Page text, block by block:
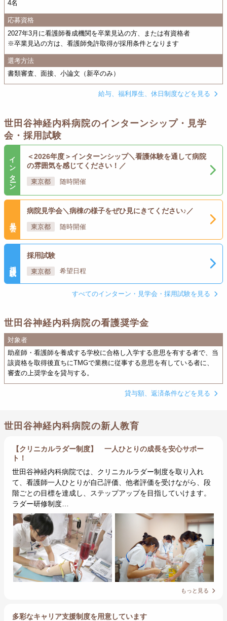
4名
応募資格
2027年3月に看護師養成機関を卒業見込の方、または有資格者
※卒業見込の方は、看護師免許取得が採用条件となります
選考方法
書類審査、面接、小論文（新卒のみ）
給与、福利厚生、休日制度などを見る
世田谷神経内科病院のインターンシップ・見学
会・採用試験
インターン
＜2026年度＞インターンシップ＼看護体験を通して病院
の雰囲気を感じてください！／
東京都 随時開催
病院見学会＼病棟の様子をぜひ見にきてください♪／
東京都 随時開催
採用試験
東京都 希望日程
すべてのインターン・見学会・採用試験を見る
世田谷神経内科病院の看護奨学金
対象者
助産師・看護師を養成する学校に合格し入学する意思を有する者で、当
該資格を取得後直ちにTMGで業務に従事する意思を有している者に、
審査の上奨学金を貸与する。
貸与額、返済条件などを見る
世田谷神経内科病院の新人教育
【クリニカルラダー制度】 一人ひとりの成長を安心サポー
ト！
世田谷神経内科病院では、クリニカルラダー制度を取り入れ
て、看護師一人ひとりが自己評価、他者評価を受けながら、段
階ごとの目標を達成し、ステップアップを目指していけます。
ラダー研修制度…
もっと見る
多彩なキャリア支援制度を用意しています